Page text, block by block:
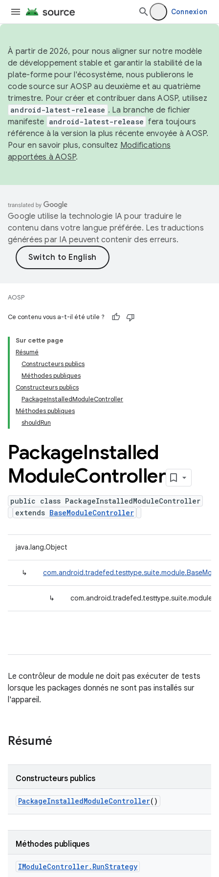
Connexion
À partir de 2026, pour nous aligner sur notre modèle
de développement stable et garantir la stabilité de la
plate-forme pour l'écosystème, nous publierons le
code source sur AOSP au deuxième et au quatrième
trimestre. Pour créer et contribuer dans AOSP, utilisez
android-latest-release . La branche de fichier
manifeste android-latest-release fera toujours
référence à la version la plus récente envoyée à AOSP.
Pour en savoir plus, consultez Modifications
apportées à AOSP.
Google utilise la technologie IA pour traduire le
contenu dans votre langue préférée. Les traductions
générées par IA peuvent contenir des erreurs.
AOSP
Ce contenu vous a-t-il été utile ?
Sur cette page
Résumé
Constructeurs publics
Méthodes publiques
Constructeurs publics
PackageInstalledModuleController
Méthodes publiques
shouldRun
PackageInstalled
ModuleController
public class PackageInstalledModuleController
extends BaseModuleController
java.lang.Object
↳
↳
Le contrôleur de module ne doit pas exécuter de tests
lorsque les packages donnés ne sont pas installés sur
l'appareil.
Résumé
Constructeurs publics
PackageInstalledModuleController()
Méthodes publiques
IModuleController. RunStrategy